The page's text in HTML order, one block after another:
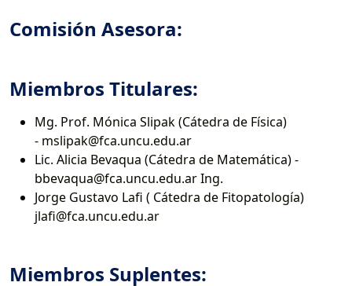
Comisión Asesora:
Miembros Titulares:
Mg. Prof. Mónica Slipak (Cátedra de Física)
- mslipak@fca.uncu.edu.ar
Lic. Alicia Bevaqua (Cátedra de Matemática) -
bbevaqua@fca.uncu.edu.ar Ing.
Jorge Gustavo Lafi ( Cátedra de Fitopatología)
jlafi@fca.uncu.edu.ar
Miembros Suplentes: